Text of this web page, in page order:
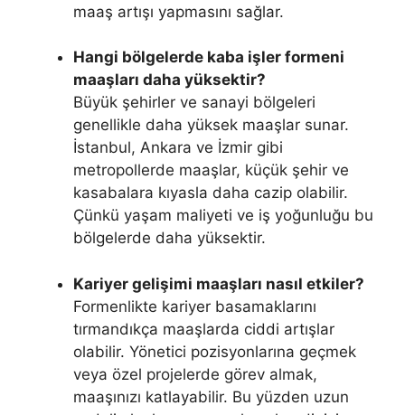
maaş artışı yapmasını sağlar.
Hangi bölgelerde kaba işler formeni
maaşları daha yüksektir?
Büyük şehirler ve sanayi bölgeleri
genellikle daha yüksek maaşlar sunar.
İstanbul, Ankara ve İzmir gibi
metropollerde maaşlar, küçük şehir ve
kasabalara kıyasla daha cazip olabilir.
Çünkü yaşam maliyeti ve iş yoğunluğu bu
bölgelerde daha yüksektir.
Kariyer gelişimi maaşları nasıl etkiler?
Formenlikte kariyer basamaklarını
tırmandıkça maaşlarda ciddi artışlar
olabilir. Yönetici pozisyonlarına geçmek
veya özel projelerde görev almak,
maaşınızı katlayabilir. Bu yüzden uzun